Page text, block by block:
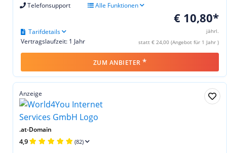
Telefonsupport Alle Funktionen
€ 10,80*
jährl.
statt € 24,00 (Angebot für 1 Jahr )
Vertragslaufzeit: 1 Jahr
Tarifdetails
ZUM ANBIETER *
Anzeige
.at-Domain
4,9 (82)